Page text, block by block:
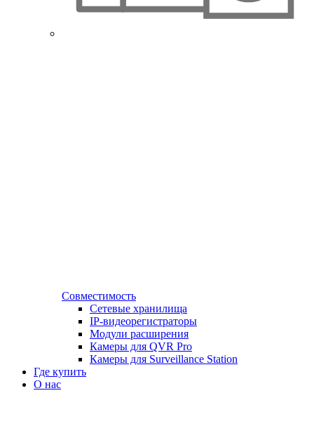
Совместимость
Сетевые хранилища
IP-видеорегистраторы
Модули расширения
Камеры для QVR Pro
Камеры для Surveillance Station
Где купить
О нас